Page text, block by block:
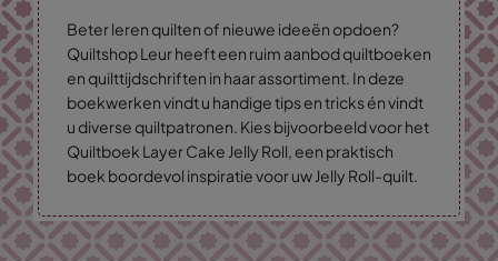
Beter leren quilten of nieuwe ideeën opdoen?
Quiltshop Leur heeft een ruim aanbod quiltboeken
en quilttijdschriften in haar assortiment. In deze
boekwerken vindt u handige tips en tricks én vindt
u diverse quiltpatronen. Kies bijvoorbeeld voor het
Quiltboek Layer Cake Jelly Roll, een praktisch
boek boordevol inspiratie voor uw Jelly Roll-quilt.